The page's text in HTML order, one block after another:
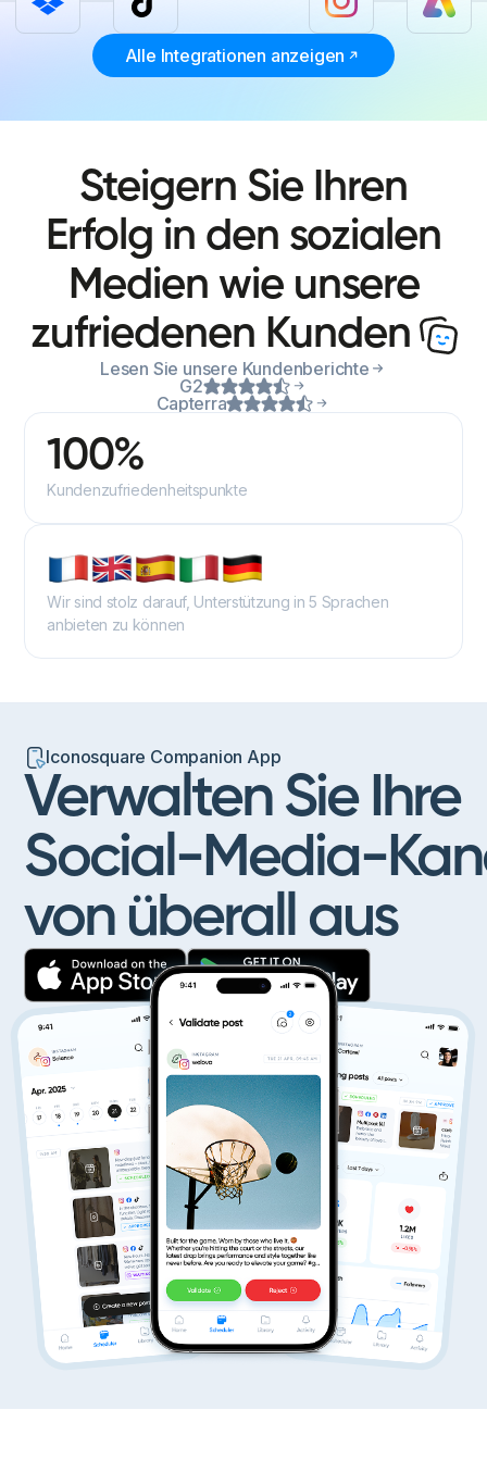
Alle Integrationen anzeigen
Steigern Sie Ihren
Erfolg in den sozialen
Medien wie unsere
zufriedenen Kunden
Lesen Sie unsere Kundenberichte
G2
Capterra
100%
Kundenzufriedenheitspunkte
Wir sind stolz darauf, Unterstützung in 5 Sprachen
anbieten zu können
Iconosquare Companion App
Verwalten Sie Ihre
Social-Media-
von überall aus